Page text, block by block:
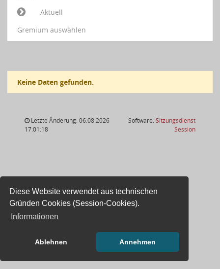
Diese Website verwendet aus technischen
Gründen Cookies (Session-Cookies).
Informationen
Ablehnen Annehmen
Aktuell
Gremium auswählen
Keine Daten gefunden.
Letzte Änderung: 06.08.2026
17:01:18
Software:Sitzungsdienst
Session(Wird in